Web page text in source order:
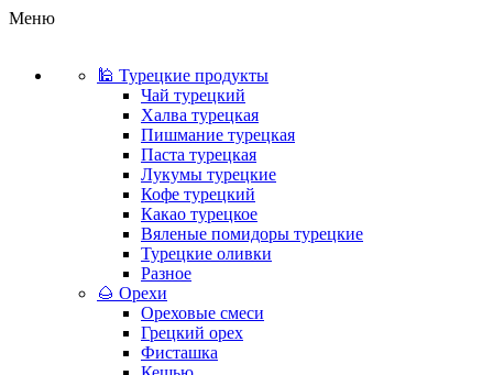
Меню
🕌 Турецкие продукты
Чай турецкий
Халва турецкая
Пишмание турецкая
Паста турецкая
Лукумы турецкие
Кофе турецкий
Какао турецкое
Вяленые помидоры турецкие
Турецкие оливки
Разное
🌰 Орехи
Ореховые смеси
Грецкий орех
Фисташка